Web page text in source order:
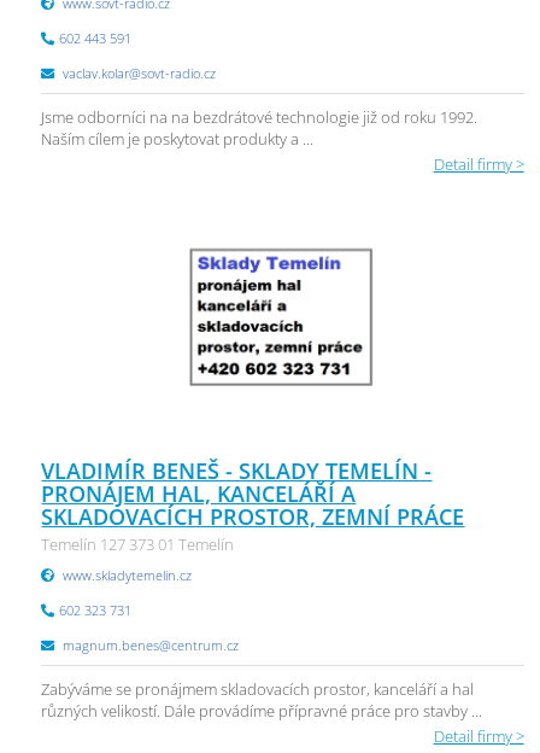
602 443 591
vaclav.kolar@sovt-radio.cz
Jsme odborníci na na bezdrátové technologie již od roku 1992.
Naším cílem je poskytovat produkty a ...
Detail firmy >
VLADIMÍR BENEŠ - SKLADY TEMELÍN -
PRONÁJEM HAL, KANCELÁŘÍ A
SKLADOVACÍCH PROSTOR, ZEMNÍ PRÁCE
Temelín 127 373 01 Temelín
www.skladytemelin.cz
602 323 731
magnum.benes@centrum.cz
Zabýváme se pronájmem skladovacích prostor, kanceláří a hal
různých velikostí. Dále provádíme přípravné práce pro stavby ...
Detail firmy >